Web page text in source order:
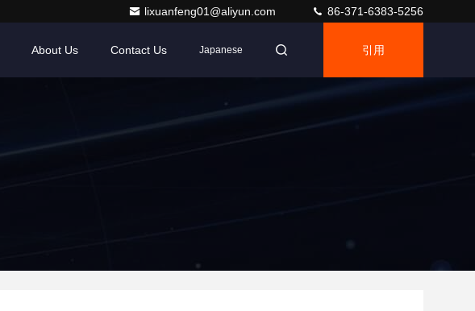
lixuanfeng01@aliyun.com 86-371-6383-5256
About Us Contact Us Japanese 引用